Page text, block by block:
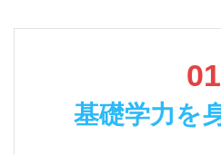
01
基礎学力を